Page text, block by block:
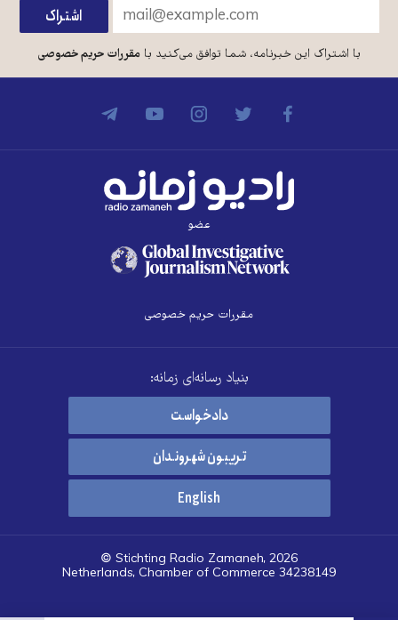
با اشتراک این خبرنامه، شما توافق می‌کنید بامقررات حریم خصوصی
عضو
مقررات حریم خصوصی
بنیاد رسانه‌ای زمانه:
دادخواست
تریبون شهروندان
English
© Stichting Radio Zamaneh, 2026
Netherlands, Chamber of Commerce 34238149